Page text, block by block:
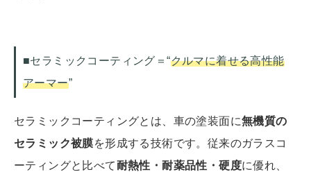
■セラミックコーティング＝“クルマに着せる高性能
アーマー”
セラミックコーティングとは、車の塗装面に無機質の
セラミック被膜を形成する技術です。従来のガラスコ
ーティングと比べて耐熱性・耐薬品性・硬度に優れ、